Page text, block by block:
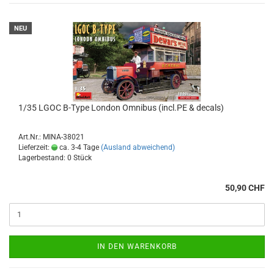
NEU
1/35 LGOC B-Type London Omnibus (incl.PE & decals)
Art.Nr.: MINA-38021
Lieferzeit:
ca. 3-4 Tage (Ausland abweichend)
Lagerbestand: 0 Stück
50,90 CHF
IN DEN WARENKORB